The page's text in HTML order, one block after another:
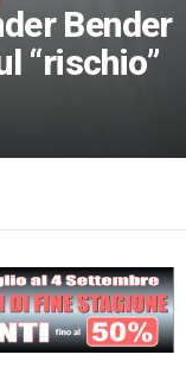
Bender
“rischio”